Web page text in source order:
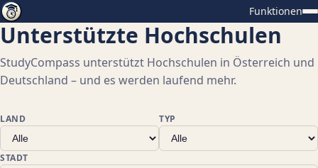
Funktionen
Unterstützte Hochschulen
StudyCompass unterstützt Hochschulen in Österreich und
Deutschland – und es werden laufend mehr.
LAND TYP
STADT